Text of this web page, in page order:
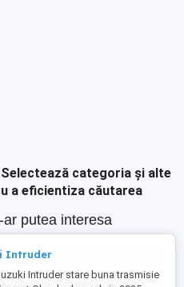
Selectează categoria și alte
a eficientiza căutarea
putea interesa
Intruder
Intruder stare buna trasmisie